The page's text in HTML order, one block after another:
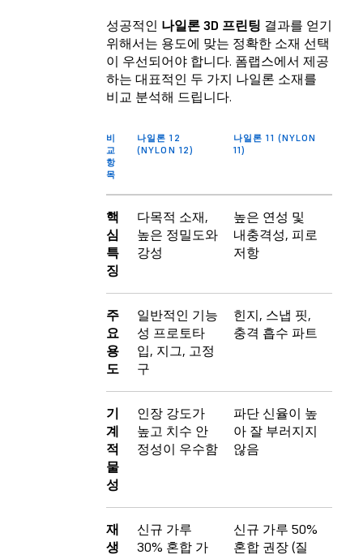
성공적인 나일론 3D 프린팅 결과를 얻기
위해서는 용도에 맞는 정확한 소재 선택
이 우선되어야 합니다. 폼랩스에서 제공
하는 대표적인 두 가지 나일론 소재를
비교 분석해 드립니다.
비
교
항
목
나일론 12
(NYLON 12)
나일론 11 (NYLON
11)
핵
심
특
징
다목적 소재,
높은 정밀도와
강성
높은 연성 및
내충격성, 피로
저항
주
요
용
도
일반적인 기능
성 프로토타
입, 지그, 고정
구
힌지, 스냅 핏,
충격 흡수 파트
기
계
적
물
성
인장 강도가
높고 치수 안
정성이 우수함
파단 신율이 높
아 잘 부러지지
않음
재
생
신규 가루
30% 혼합 가
신규 가루 50%
혼합 권장 (질